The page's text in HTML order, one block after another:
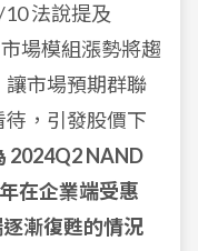
法說提及
場模組漲勢將趨
市場預期群聯
，引發股價下
2024Q2 NAND
在企業端受惠
漸復甦的情況